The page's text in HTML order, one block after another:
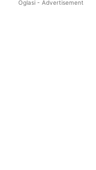
Oglasi - Advertisement